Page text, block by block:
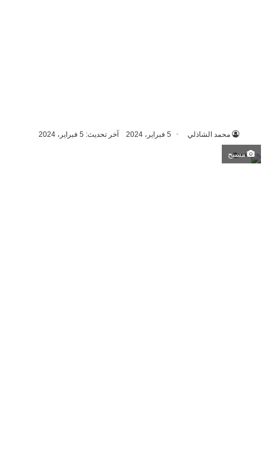
محمد الشاذلي 5 فبراير، 2024 آخر تحديث: 5 فبراير، 2024
مسبح